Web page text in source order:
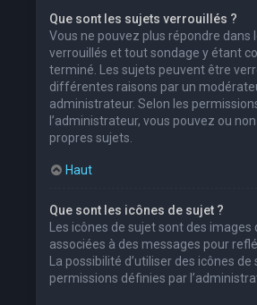
Que sont les sujets verrouillés ?
Vous ne pouvez plus répondre dans
verrouillés et tout sondage y étant
terminé. Les sujets peuvent être
différentes raisons par un
administrateur. Selon les
l’administrateur, vous pouvez ou
propres sujets.
Haut
Que sont les icônes de sujet ?
Les icônes de sujet sont des
associées à des messages pour
La possibilité d’utiliser des icônes
permissions définies par